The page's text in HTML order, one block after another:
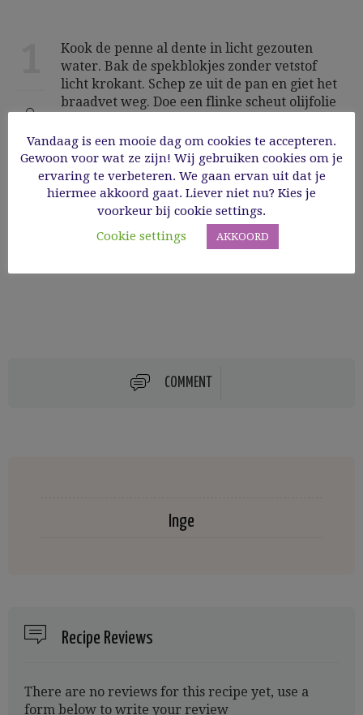
Kook de penne al dente in licht gezouten
water. Bak de spekblokjes zonder vetstof
licht krokant. Schep ze uit de pan en giet het
braadvet weg. Doe een flinke scheut olijfolie
asperges en oesterzwammen erbij, laat
enkele minuten zachtjes bakken, voeg de
kerstomaatjes toe en enkele eetlepels van het
pasta kookwater. Breng op smaak met peper
en zout. Doe de penne erbij, schep alles goed
door elkaar, giet er nog eens scheutje olijfolie
over en roer de fijngehakte peterselie
COMMENT
Inge
Recipe Reviews
There are no reviews for this recipe yet, use a
form below to write your review
Vandaag is een mooie dag om cookies te accepteren.
Gewoon voor wat ze zijn! Wij gebruiken cookies om je
ervaring te verbeteren. We gaan ervan uit dat je
hiermee akkoord gaat. Liever niet nu? Kies je
voorkeur bij cookie settings.
Cookie settings
AKKOORD